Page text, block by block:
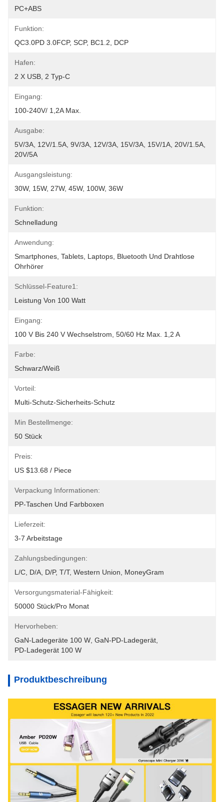
PC+ABS
Funktion:
QC3.0PD 3.0FCP, SCP, BC1.2, DCP
Hafen:
2 X USB, 2 Typ-C
Eingang:
100-240V/ 1,2A Max.
Ausgabe:
5V/3A, 12V/1.5A, 9V/3A, 12V/3A, 15V/3A, 15V/1A, 20V/1.5A,
20V/5A
Ausgangsleistung:
30W, 15W, 27W, 45W, 100W, 36W
Funktion:
Schnelladung
Anwendung:
Smartphones, Tablets, Laptops, Bluetooth Und Drahtlose
Ohrhörer
Schlüssel-Feature1:
Leistung Von 100 Watt
Eingang:
100 V Bis 240 V Wechselstrom, 50/60 Hz Max. 1,2 A
Farbe:
Schwarz/Weiß
Vorteil:
Multi-Schutz-Sicherheits-Schutz
Min Bestellmenge:
50 Stück
Preis:
US $13.68 / Piece
Verpackung Informationen:
PP-Taschen Und Farbboxen
Lieferzeit:
3-7 Arbeitstage
Zahlungsbedingungen:
L/C, D/A, D/P, T/T, Western Union, MoneyGram
Versorgungsmaterial-Fähigkeit:
50000 Stück/pro Monat
Hervorheben:
GaN-Ladegeräte 100 W GaN-PD-Ladegerät
PD-Ladegerät 100 W
Produktbeschreibung